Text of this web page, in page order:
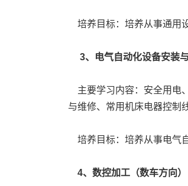
培养目标：培养从事通用
3、电气自动化设备安装
主要学习内容：安全用电
与维修、常用机床电器控制
培养目标：培养从事电气
4、数控加工（数车方向）